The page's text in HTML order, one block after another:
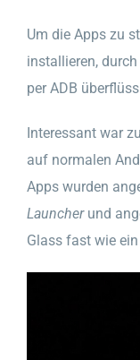
Um die Apps zu
installieren,
per ADB
Interessant war
auf normalen
Apps wurden
Launcherund
Glass fast wie